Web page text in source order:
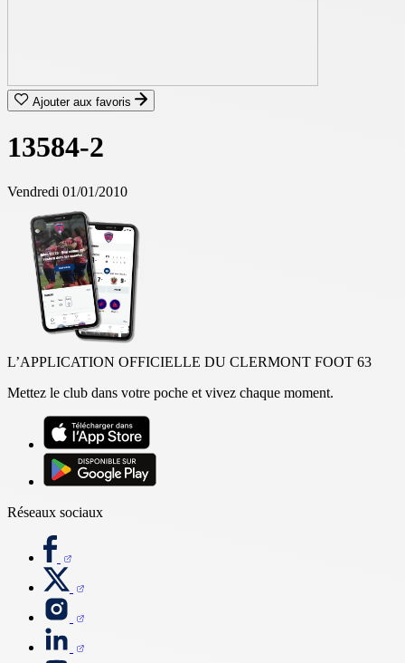
Ajouter aux favoris
13584-2
Vendredi 01/01/2010
L’APPLICATION OFFICIELLE DU CLERMONT FOOT 63
Mettez le club dans votre poche et vivez chaque moment.
Réseaux sociaux